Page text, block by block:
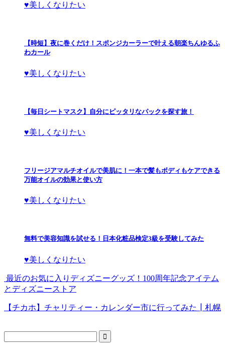
♥美しくなりたい
【時短】夜に巻くだけ！スポンジカーラーで叶える朝楽ちんゆるふ
わカール
♥美しくなりたい
【毎日シートマスク】自分にピッタリなパックを探す旅！
♥美しくなりたい
フリージアマルチオイルで美肌に！一本で髪もボディもケアできる
万能オイルの効果と使い方
♥美しくなりたい
無料で美容知識を試せる！日本化粧品検定3級を受験してみた
♥美しくなりたい
最近のお気に入りディズニーグッズ！100周年記念アイテム
とディズニーストア
【チカホ】チャリティー・カレンダー市に行ってみた┃札幌